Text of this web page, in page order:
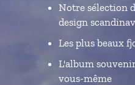
Notre sélection
design
Les plus beaux
L'album
vous-même